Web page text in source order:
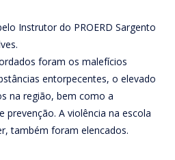
Instrutor do PROERD Sargento
foram os malefícios
entorpecentes, o elevado
na região, bem como a
prevenção. A violência na escola
também foram elencados.